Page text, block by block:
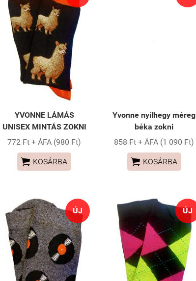
YVONNE LÁMÁS
UNISEX MINTÁS ZOKNI
772 Ft + ÁFA (980 Ft)
 KOSÁRBA
Yvonne nyílhegy méreg
béka zokni
858 Ft + ÁFA (1 090 Ft)
 KOSÁRBA
ÚJ ÚJ